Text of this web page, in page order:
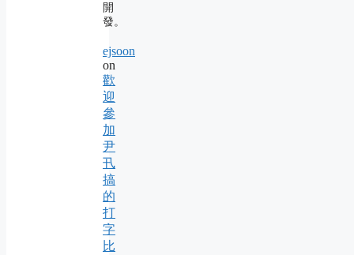
開
發。
ejsoon
on
歡
迎
參
加
尹
卂
搞
的
打
字
比